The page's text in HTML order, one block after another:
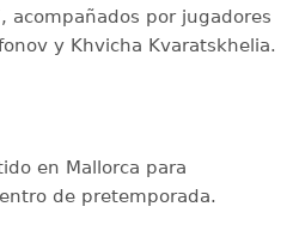
acompañados por jugadores
y Khvicha Kvaratskhelia.
en Mallorca para
de pretemporada.